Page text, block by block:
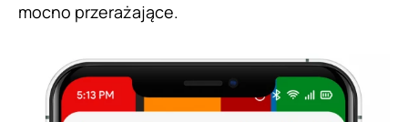
mocno przerażające.